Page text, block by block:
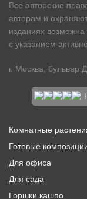
Все авторские
авторам и
изданиях возможна
с указанием
г. Москва, бульвар
Комнатные
Готовые
Для офиса
Для сада
Горшки кашпо